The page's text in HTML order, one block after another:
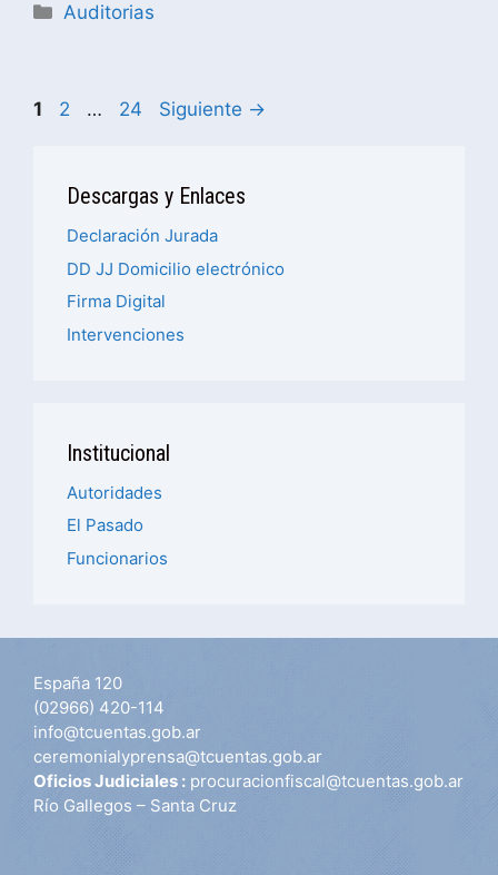
Auditorias
1 2 … 24 Siguiente →
Descargas y Enlaces
Declaración Jurada
DD JJ Domicilio electrónico
Firma Digital
Intervenciones
Institucional
Autoridades
El Pasado
Funcionarios
España 120
(02966) 420-114
info@tcuentas.gob.ar
ceremonialyprensa@tcuentas.gob.ar
Oficios Judiciales : procuracionfiscal@tcuentas.gob.ar
Río Gallegos – Santa Cruz